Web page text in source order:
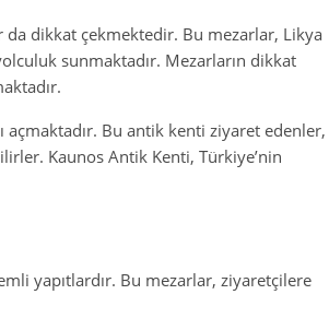
da dikkat çekmektedir. Bu mezarlar, Likya
sunmaktadır. Mezarların dikkat
açmaktadır. Bu antik kenti ziyaret edenler,
Kaunos Antik Kenti, Türkiye’nin
yapıtlardır. Bu mezarlar, ziyaretçilere